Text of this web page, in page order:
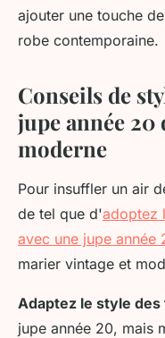
ajouter une touche
robe contemporaine.
Conseils de
jupe année
moderne
Pour insuffler un air
de tel que d'adoptez
avec une jupe année
marier vintage et
Adaptez le style
jupe année 20, mais